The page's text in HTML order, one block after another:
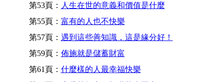
第53頁： 人生在世的意義和價值是什麼
第55頁： 富有的人也不快樂
第57頁： 遇到這些善知識，這是緣分好！
第59頁： 佈施就是儲蓄財富
第61頁： 什麼樣的人最幸福快樂